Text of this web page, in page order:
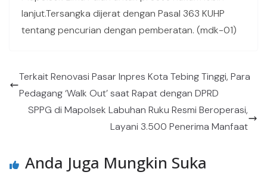
lanjut.Tersangka dijerat dengan Pasal 363 KUHP
tentang pencurian dengan pemberatan. (mdk-01)
Terkait Renovasi Pasar Inpres Kota Tebing Tinggi, Para
Pedagang ‘Walk Out’ saat Rapat dengan DPRD
SPPG di Mapolsek Labuhan Ruku Resmi Beroperasi,
Layani 3.500 Penerima Manfaat
Anda Juga Mungkin Suka